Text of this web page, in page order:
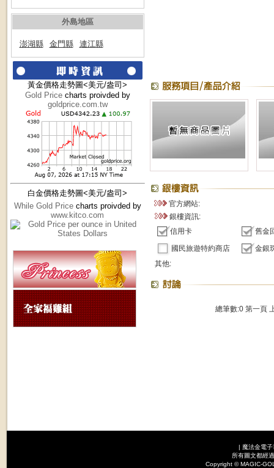
外島地區
澎湖縣 金門縣 連江縣
黃金價格走勢圖<美元/盎司>
Gold Pricecharts proivded by
goldprice.com.tw
白金價格走勢圖<美元/盎司>
While Gold Pricecharts proivded by
www.kitco.com
官方網站:
銀樓資訊:
信用卡
舊金
國民旅遊特約商店
金銀
其他:
總筆數:0 第一頁
| 魔法金電
所有圖文都經
Copyright © MAGIC-